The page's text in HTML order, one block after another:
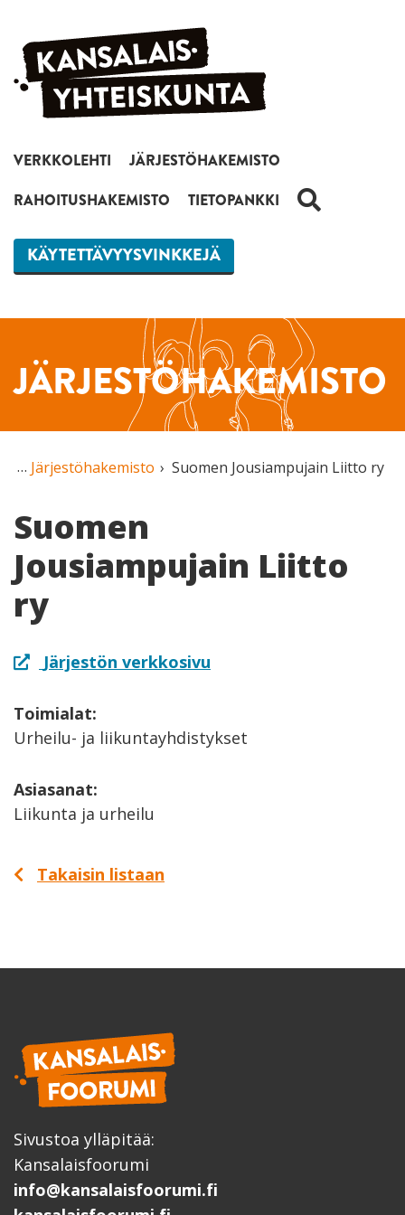
Siirry sisältöön
VERKKOLEHTI
JÄRJESTÖHAKEMISTO
RAHOITUSHAKEMISTO
TIETOPANKKI HAKU
KÄYTETTÄVYYSVINKKEJÄ
JÄRJESTÖHAKEMISTO
Järjestöhakemisto Suomen Jousiampujain Liitto ry
Suomen
Jousiampujain Liitto
ry
Järjestön verkkosivu
Toimialat:
Urheilu- ja liikuntayhdistykset
Asiasanat:
Liikunta ja urheilu
Takaisin listaan
Sivustoa ylläpitää:
Kansalaisfoorumi
info@kansalaisfoorumi.fi